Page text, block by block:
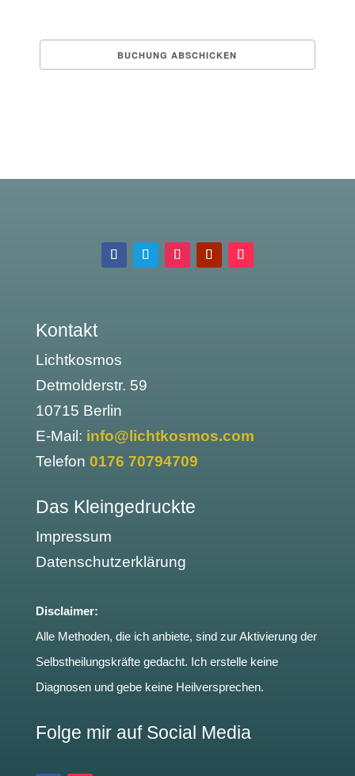
Kontakt
Lichtkosmos
Detmolderstr. 59
10715 Berlin
E-Mail: info@lichtkosmos.com
Telefon 0176 70794709
Das Kleingedruckte
Impressum
Datenschutzerklärung
Disclaimer:
Alle Methoden, die ich anbiete, sind zur Aktivierung der
Selbstheilungskräfte gedacht. Ich erstelle keine
Diagnosen und gebe keine Heilversprechen.
Folge mir auf Social Media